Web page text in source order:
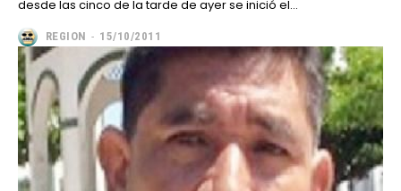
desde las cinco de la tarde de ayer se inició el...
REGION - 15/10/2011